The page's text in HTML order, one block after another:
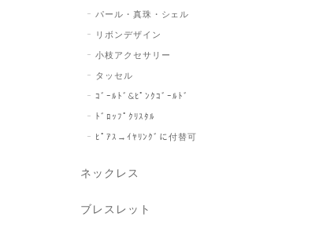
パール・真珠・シェル
リボンデザイン
小枝アクセサリー
タッセル
ｺﾞｰﾙﾄﾞ&ﾋﾟﾝｸｺﾞｰﾙﾄﾞ
ﾄﾞﾛｯﾌﾟｸﾘｽﾀﾙ
ﾋﾟｱｽ→ｲﾔﾘﾝｸﾞに付替可
ネックレス
ブレスレット